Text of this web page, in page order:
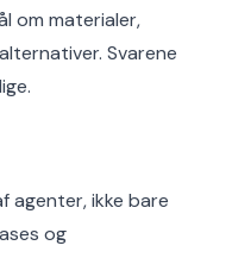
om materialer,
Svarene
ikke bare
og